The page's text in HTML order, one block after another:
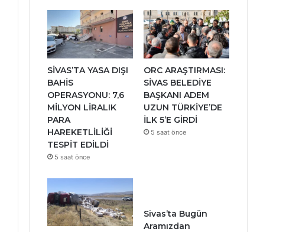
SİVAS’TA YASA DIŞI
BAHİS
OPERASYONU: 7,6
MİLYON LİRALIK
PARA
HAREKETLİLİĞİ
TESPİT EDİLDİ
5 saat önce
ORC ARAŞTIRMASI:
SİVAS BELEDİYE
BAŞKANI ADEM
UZUN TÜRKİYE’DE
İLK 5’E GİRDİ
5 saat önce
Sivas’ta Bugün
Aramızdan